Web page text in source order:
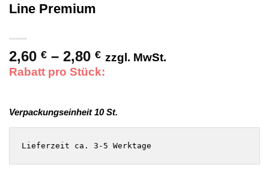
Line Premium
2,60 € – 2,80 € Preisspanne:
2,60 €
zzgl. MwSt.
Rabatt pro Stück:
Verpackungseinheit 10 St.
Lieferzeit ca. 3-5 Werktage